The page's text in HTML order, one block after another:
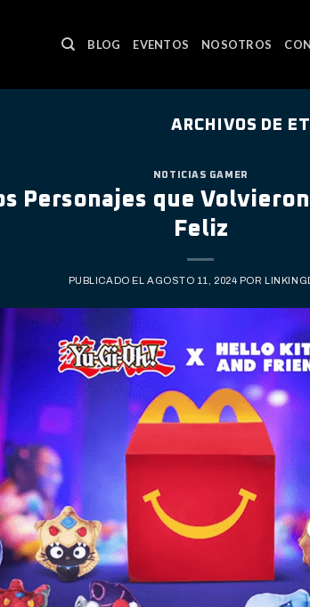
BLOG EVENTOS NOSOTROS
ARCHIVOS DE
NOTICIAS GAMER
Personajes que
Feliz
PUBLICADO EL AGOSTO 11, 2024 POR